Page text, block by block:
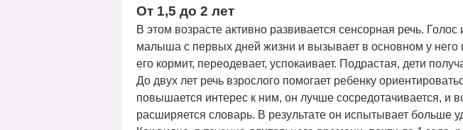
От 1,5 до 2 лет
В этом возрасте активно развивается сенсорная речь.
малыша с первых дней жизни и вызывает в основном у него
его кормит, переодевает, успокаивает. Подрастая, дети
До двух лет речь взрослого помогает ребенку
повышается интерес к ним, он лучше сосредотачивается, и
расширяется словарь. В результате он испытывает больше